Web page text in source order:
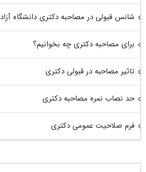
شانس قبولی در مصاحبه دکتری دانشگاه آزاد
برای مصاحبه دکتری چه بخوانیم؟
تاثیر مصاحبه در قبولی دکتری
حد نصاب نمره مصاحبه دکتری
فرم صلاحیت عمومی دکتری